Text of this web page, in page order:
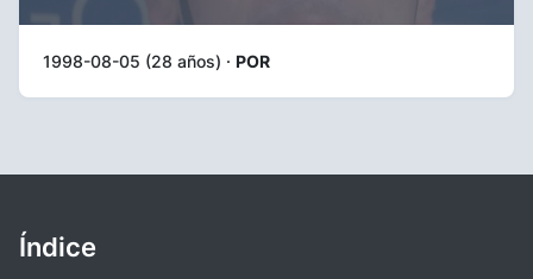
1998-08-05 (28 años) · POR
Índice